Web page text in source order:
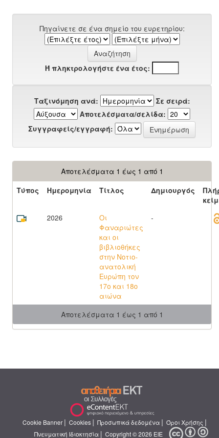
Πηγαίνετε σε ένα σημείο του ευρετηρίου:
Ή πληκτρολογήστε ένα έτος:
Ταξινόμηση ανά:
Σε σειρά:
Αποτελέσματα/σελίδα:
Συγγραφείς/εγγραφή:
Αποτελέσματα 1 έως 1 από 1
Τύπος
Ημερομηνία Τίτλος Δημιουργός
2026
Οι
Φαναριώτες
και οι
βιβλιοθήκες
στην Νοτιο-
ανατολική
Ευρώπη τον
17ο και 18ο
αιώνα
-
Αποτελέσματα 1 έως 1 από 1
Cookie Banner | Cookies | Προσωπικά δεδομένα | Όροι Χρήσης |
Πνευματική Ιδιοκτησία | Copyright © 2026 ΕΙΕ